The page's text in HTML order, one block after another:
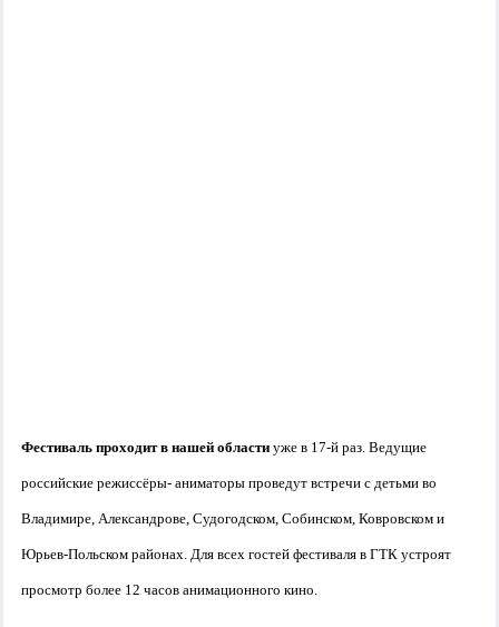
Фестиваль проходит в нашей области уже в 17-й раз. Ведущие
российские режиссёры- аниматоры проведут встречи с детьми во
Владимире, Александрове, Судогодском, Собинском, Ковровском и
Юрьев-Польском районах. Для всех гостей фестиваля в ГТК устроят
просмотр более 12 часов анимационного кино.